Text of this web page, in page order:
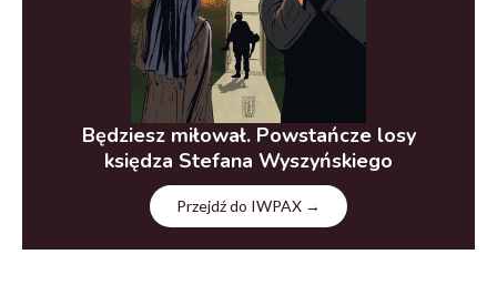
Będziesz miłował. Powstańcze losy
księdza Stefana Wyszyńskiego
Przejdź do IWPAX →